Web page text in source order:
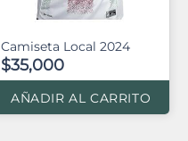
Camiseta Local 2024
$35,000
AÑADIR AL CARRITO